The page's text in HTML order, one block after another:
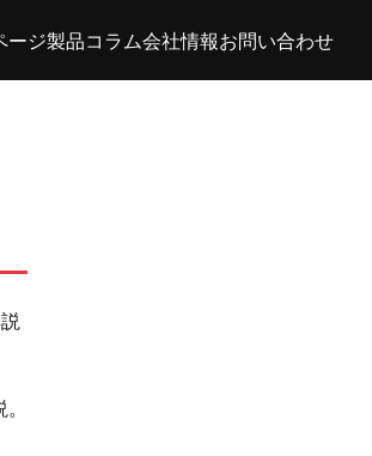
ージ製品コラム会社情報お問い合わせ